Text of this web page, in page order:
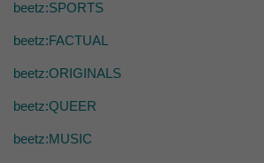
beetz:SPORTS
beetz:FACTUAL
beetz:ORIGINALS
beetz:QUEER
beetz:MUSIC
die einwandfreie Funktion der Website erforderlich.
standardmäßig blockiert. Wenn Cookies von
mehr.